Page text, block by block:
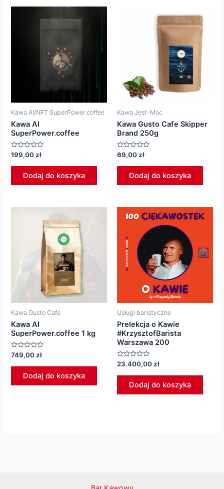
Kawa AI/NFT SuperPower.coffee
Kawa AI
SuperPower.coffee
Oceniono
0
na
199,00zł
Dodaj do koszyka
Kawa Jest-Moc
Kawa Gusto Cafe Skipper
Brand 250g
Oceniono
0
na
69,00zł
Dodaj do koszyka
Kawa Gusto Cafe
Kawa AI
SuperPower.coffee 1 kg
Oceniono
0
na
749,00zł
Dodaj do koszyka
Usługi baristyczne
Prelekcja o Kawie
#KrzysztofBarista
Warszawa 200
Oceniono
0
na
23.400,00zł
Dodaj do koszyka